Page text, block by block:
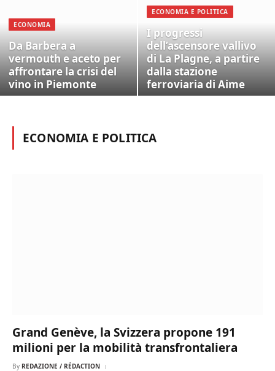
ECONOMIA
Da Barbera a
vermouth e aceto per
affrontare la crisi del
vino in Piemonte
ECONOMIA E POLITICA
I progressi
dell’ascensore vallivo
di La Plagne, a partire
dalla stazione
ferroviaria di Aime
ECONOMIA E POLITICA
Grand Genève, la Svizzera propone 191
milioni per la mobilità transfrontaliera
By REDAZIONE / RÉDACTION